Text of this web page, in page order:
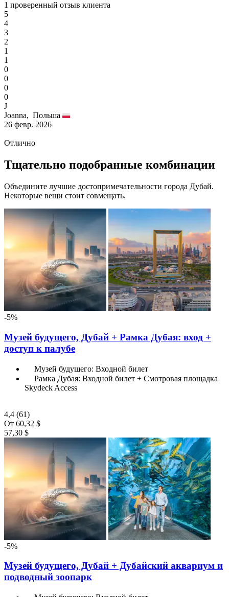
1 проверенный отзыв клиента
5
4
3
2
1
1
0
0
0
0
J
Joanna, Польша
26 февр. 2026
Отлично
Тщательно подобранные комбинации
Объедините лучшие достопримечательности города Дубай.
Некоторые вещи стоит совмещать.
-5%
Музей будущего, Дубай + Рамка Дубая: вход +
доступ к палубе
Музей будущего: Входной билет
Рамка Дубая: Входной билет + Смотровая площадка
Skydeck Access
4,4 (61)
От 60,32 $
57,30 $
-5%
Музей будущего, Дубай + Дубайский аквариум и
подводный зоопарк